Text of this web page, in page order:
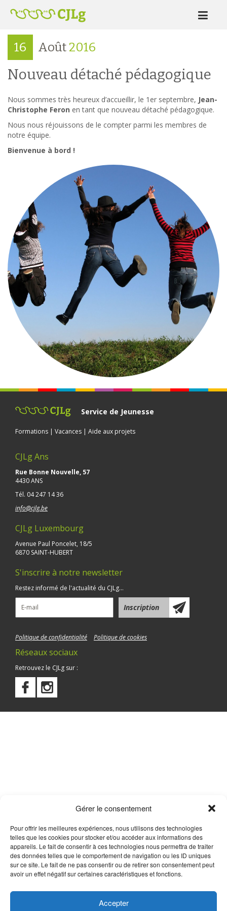
Gérer le consentement
Pour offrir les meilleures expériences, nous utilisons des technologies
telles que les cookies pour stocker et/ou accéder aux informations des
appareils. Le fait de consentir à ces technologies nous permettra de traiter
des données telles que le comportement de navigation ou les ID uniques
sur ce site. Le fait de ne pas consentir ou de retirer son consentement peut
avoir un effet négatif sur certaines caractéristiques et fonctions.
Accepter
16 Août 2016
Nouveau détaché pédagogique
Nous sommes très heureux d’accueillir, le 1er septembre, Jean-
Christophe Feron en tant que nouveau détaché pédagogique.
Nous nous réjouissons de le compter parmi les membres de
notre équipe.
Bienvenue à bord !
Service de Jeunesse
Formations | Vacances | Aide aux projets
CJLg Ans
Rue Bonne Nouvelle, 57
4430 ANS
Tél. 04 247 14 36
info@cjlg.be
CJLg Luxembourg
Avenue Paul Poncelet, 18/5
6870 SAINT-HUBERT
S'inscrire à notre newsletter
Restez informé de l'actualité du CJLg...
Politique de confidentialité Politique de cookies
Réseaux sociaux
Retrouvez le CJLg sur :